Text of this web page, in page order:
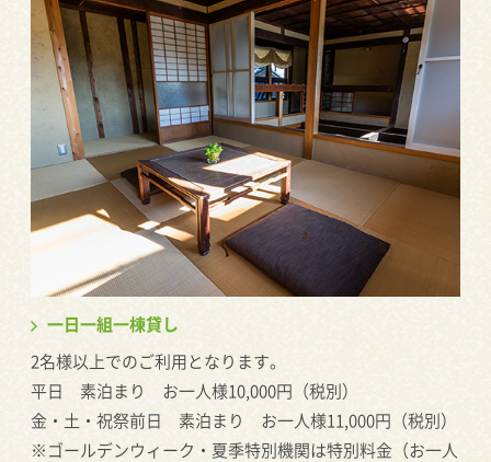
一日一組一棟貸し
2名様以上でのご利用となります。
平日 素泊まり お一人様10,000円（税別）
金・土・祝祭前日 素泊まり お一人様11,000円（税別）
※ゴールデンウィーク・夏季特別機関は特別料金（お一人